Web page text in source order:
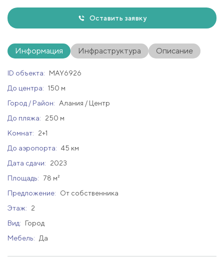
Оставить заявку
Информация Инфраструктура Описание
ID объекта:
MAY6926
До центра: 150 м
Город / Район:
Алания / Центр
До пляжа:
250 м
Комнат:
2+1
До аэропорта: 45 км
Дата сдачи:
2023
Площадь:
78 м²
Предложение:
От собственника
Этаж:
2
Вид:
Город
Мебель:
Да